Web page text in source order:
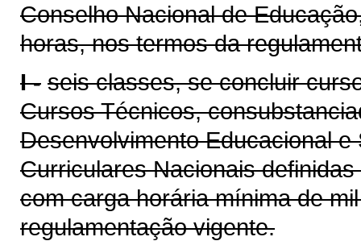
Conselho Nacional de
horas, nos termos da
I - seis classes, se concluir
Cursos Técnicos,
Desenvolvimento Educacional
Curriculares Nacionais
com carga horária mínima de
regulamentação vigente.